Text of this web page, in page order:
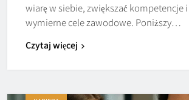
wiarę w siebie, zwiększać kompetencje i
wymierne cele zawodowe. Poniższy…
Czytaj więcej